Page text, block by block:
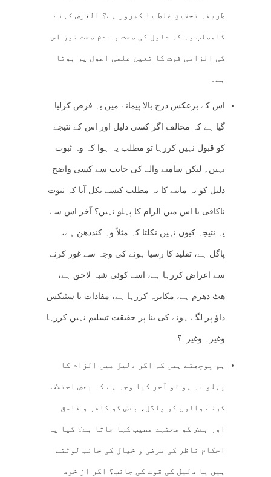
طریقہ تحقیق غلط یا کمزور ہے؟ الغرض کہنے
کامطلب یہ کہ دلیل کی صحت و عدم صحت نیز اس
کی الزامی قوت کا تعین علمی اصول پر ہوتا
ہے۔
اس کے برعکس درج بالا پیمانے میں یہ فرض کرلیا
گیا ہے کہ مخالف اگر کسی دلیل اور اس کے نتیجے
کو قبول نہیں کررہا تو مطلب یہ ہوا کہ وہ ثبوت
نہیں۔ لیکن سامنے والے کی جانب سے کسی واضح
دلیل کو نہ ماننے کا یہ مطلب کیسے نکل آیا کہ ثبوت
ناکافی یا اس میں الزام کا پہلو نہیں؟ آخر اس سے
یہ نتیجہ کیوں نہیں نکلتا کہ مثلاً وہ کندذھن ہے،
پاگل ہے، تقلید کا رسیا ہونے کی وجہ سے غور کرنے
سے اعراض کررہا ہے، اسے کوئی شبہ لاحق ہے،
ھٹ دھرم ہے، مکابرہ کررہا ہے، مفادات یا سٹیکس
داؤ پر لگے ہونے کی بنا پر حقیقت تسلیم نہیں کررہا
وغیرہ وغیرہ؟
ہم پوچھتے ہیں کہ اگر دلیل میں الزام کا
پہلو نہ ہو تو آخر کیا وجہ ہے کہ بعض اختلاف
کرنے والوں کو پاگل، بعض کو کافر و فاسق
اور بعض کو مجتہد مصیب کہا جاتا ہے؟ کیا یہ
احکام ناظر کی مرضی و خیال کی جانب لوٹتے
ہیں یا دلیل کی قوت کی جانب؟ اگر از خود